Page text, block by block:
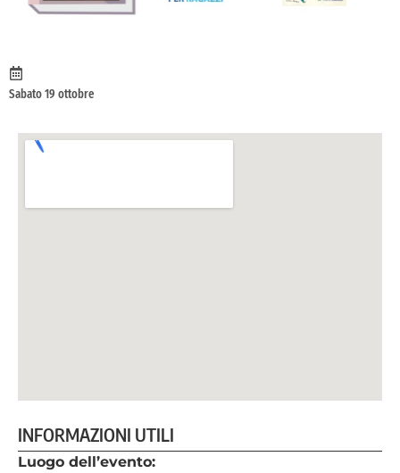
Sabato 19 ottobre
INFORMAZIONI UTILI
Luogo dell’evento: